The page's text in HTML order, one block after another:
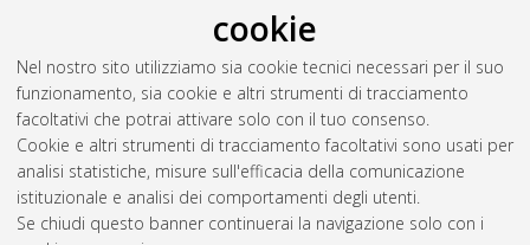
cookie
Nel nostro sito utilizziamo sia cookie tecnici necessari per il suo
funzionamento, sia cookie e altri strumenti di tracciamento
facoltativi che potrai attivare solo con il tuo consenso.
Cookie e altri strumenti di tracciamento facoltativi sono usati per
analisi statistiche, misure sull'efficacia della comunicazione
istituzionale e analisi dei comportamenti degli utenti.
Se chiudi questo banner continuerai la navigazione solo con i
Gestione del documento: